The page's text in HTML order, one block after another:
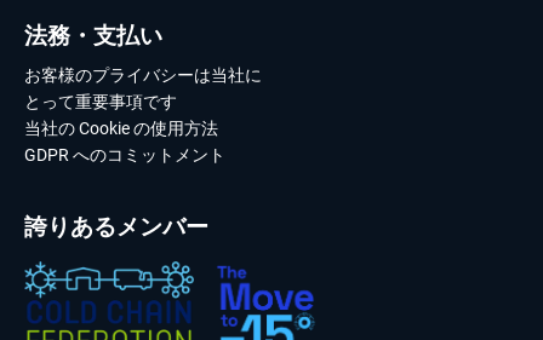
法務・支払い
お客様のプライバシーは当社に
とって重要事項です
当社の Cookie の使用方法
GDPR へのコミットメント
誇りあるメンバー